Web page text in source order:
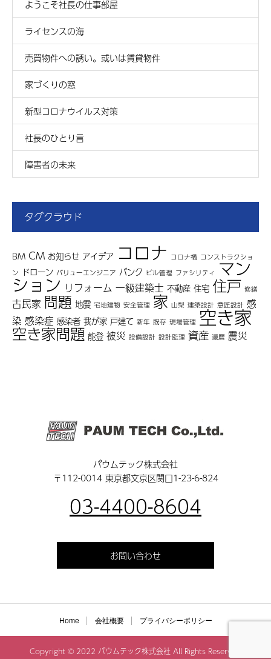
ようこそ社長の仕事部屋
ライセンスの海
売買物件への誘い。或いは賃貸物件
家づくりの窓
新型コロナウイルス対策
社長のひとり言
障害者の未来
タグクラウド
BM CM お知らせ アイデア コロナ コロナ禍 コンストラクショ
ン ドローン バリューエンジニア バンク ビル管理 ファシリティ マン
ション リフォーム 一級建築士 不動産 住宅 住戸 修繕
古民家 問題 地震 宅地建物 安全管理 家 山梨 建築設計 意匠設計 感
染 感染症 感染者 我が家 戸建て 新年 既存 現場管理 空き家
空き家問題 能登 被災 設備設計 設計監理 資産 還暦 震災
パウムテック株式会社
〒112-0014 東京都文京区関口1-23-6-824
03-4400-8604
お問い合わせ
Home 会社概要 プライバシーポリシー
Copyright © 2022 パウムテック株式会社 All Rights Reserved.